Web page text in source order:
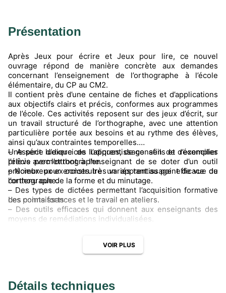
Présentation
Après Jeux pour écrire et Jeux pour lire, ce nouvel
ouvrage répond de manière concrète aux demandes
concernant l’enseignement de l’orthographe à l’école
élémentaire, du CP au CM2.
Il contient près d’une centaine de fiches et d’applications
aux objectifs clairs et précis, conformes aux programmes
de l’école. Ces activités reposent sur des jeux d’écrit, sur
un travail structuré de l’orthographe, avec une attention
particulière portée aux besoins et au rythme des élèves,
ainsi qu’aux contraintes temporelles.
Une série d’exercices ludiques, de conseils et d’exemples
précis permettront à l’enseignant de se doter d’un outil
précieux pour construire un apprentissage efficace de
l’orthographe.
Les points forts
– Aspect ludique de l’apprentissage afin de réconcilier
l’élève avec l’orthographe.
– Nombreux exercices très variés tant au point de vue du
contenu que de la forme et du minutage.
– Des types de dictées permettant l’acquisition formative
des connaissances et le travail en ateliers.
– Des outils efficaces qui donnent aux enseignants des
moyens de remédiations individualisées.
VOIR PLUS
Détails techniques